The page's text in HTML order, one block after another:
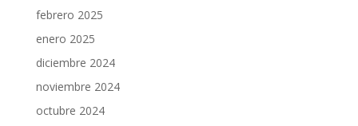
febrero 2025
enero 2025
diciembre 2024
noviembre 2024
octubre 2024